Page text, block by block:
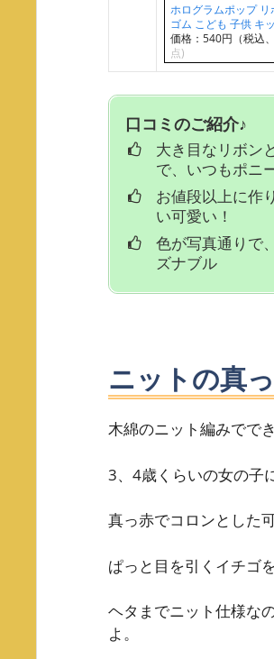
ホログラムポップ
ゴム こども 子供 キ
価格：540円（税込
点)
口コミのご紹介♪
大き目なリボン
で、いつもポニ
お値段以上に作
い可愛い！
色が写真通りで
ズナブル
ニットの真
木綿のニット編みでで
3、4歳くらいの女の子
真っ赤でコロンとした
ぱっと目を引くイチゴ
ヘタまでニット仕様な
よ。